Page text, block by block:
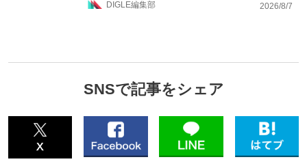
DIGLE編集部 2026/8/7
SNSで記事をシェア